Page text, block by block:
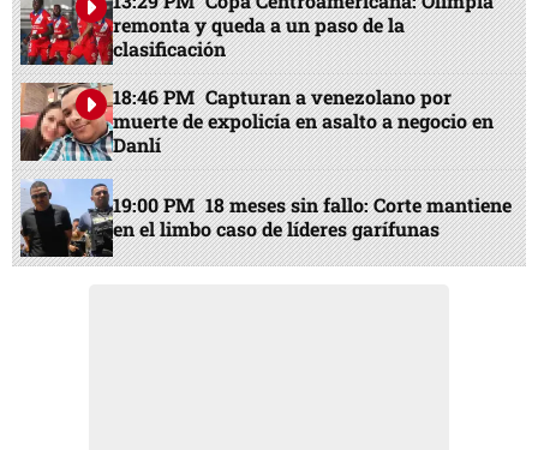
remonta y queda a un paso de la
clasificación
18:46 PM Capturan a venezolano por
muerte de expolicía en asalto a negocio en
Danlí
19:00 PM 18 meses sin fallo: Corte mantiene
en el limbo caso de líderes garífunas